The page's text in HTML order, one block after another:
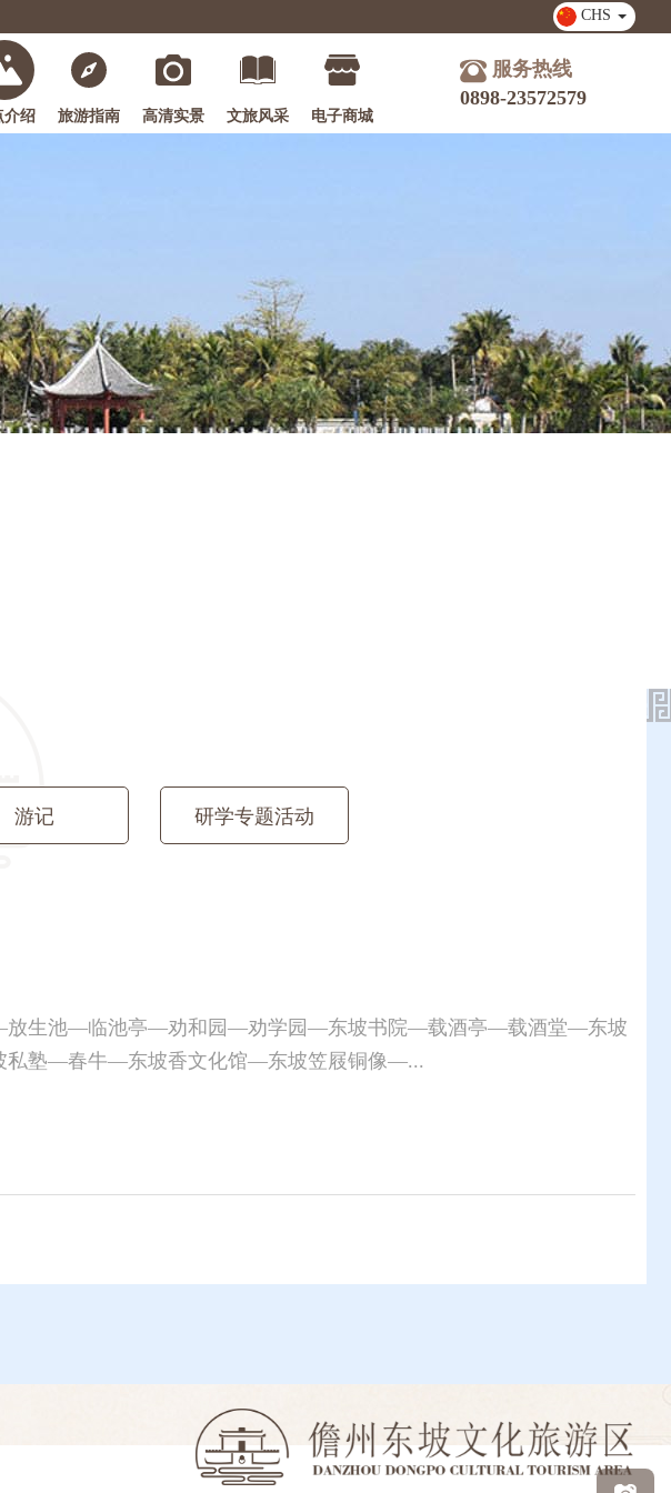
CHS
介绍 旅游指南 高清实景 文旅风采 电子商城
服务热线
0898-23572579
游记 研学专题活动
生池—临池亭—劝和园—劝学园—东坡书院—载酒亭—载酒堂—东坡
塾—春牛—东坡香文化馆—东坡笠屐铜像—...